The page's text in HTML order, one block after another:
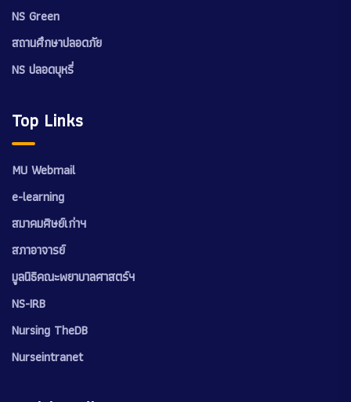
NS Green
สถานศึกษาปลอดภัย
NS ปลอดบุหรี่
Top Links
MU Webmail
e-learning
สมาคมศิษย์เก่าฯ
สภาอาจารย์
มูลนิธิคณะพยาบาลศาสตร์ฯ
NS-IRB
Nursing TheDB
Nurseintranet